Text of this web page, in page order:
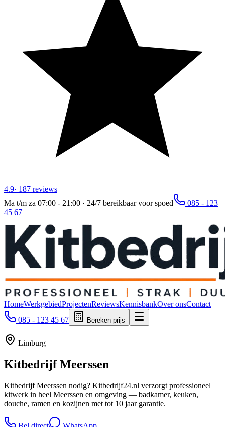
4.9· 187 reviews
Ma t/m za 07:00 - 21:00 · 24/7 bereikbaar voor spoed
085 - 123
45 67
HomeWerkgebiedProjectenReviewsKennisbankOver onsContact
085 - 123 45 67
Bereken prijs
Limburg
KitbedrijfMeerssen
Kitbedrijf Meerssen nodig? Kitbedrijf24.nl verzorgt professioneel
kitwerk in heel Meerssen en omgeving — badkamer, keuken,
douche, ramen en kozijnen met tot 10 jaar garantie.